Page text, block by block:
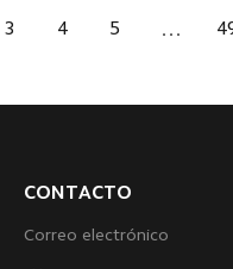
3 4 5 ...
CONTACTO
Correo electrónico